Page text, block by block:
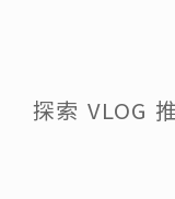
探索 VLOG